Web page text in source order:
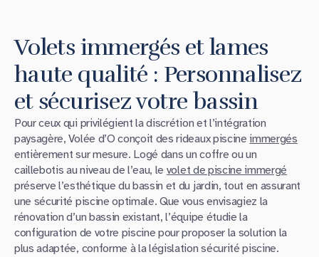
Volets immergés et lames
haute qualité : Personnalisez
et sécurisez votre bassin
Pour ceux qui privilégient la discrétion et l’intégration
paysagère, Volée d’O conçoit des rideaux piscine immergés
entièrement sur mesure. Logé dans un coffre ou un
caillebotis au niveau de l’eau, le volet de piscine immergé
préserve l’esthétique du bassin et du jardin, tout en assurant
une sécurité piscine optimale. Que vous envisagiez la
rénovation d’un bassin existant, l’équipe étudie la
configuration de votre piscine pour proposer la solution la
plus adaptée, conforme à la législation sécurité piscine.